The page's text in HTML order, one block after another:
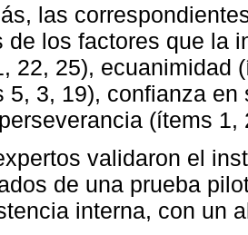
las
de los factores que la
22, 25), ecuanimidad
5, 3, 19), confianza
(ítems 1,
validaron el
de una prueba
interna, con un